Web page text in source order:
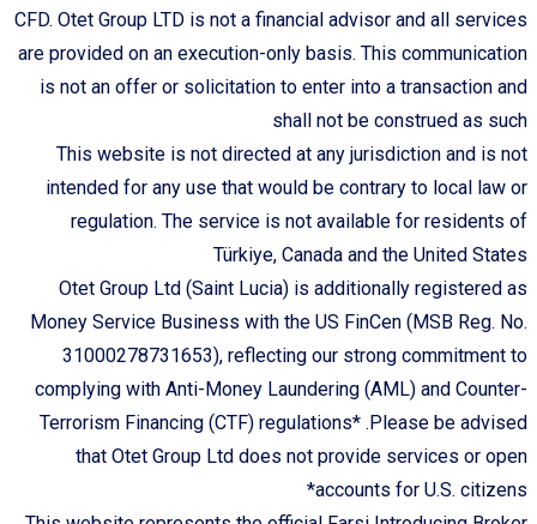
CFD. Otet Group LTD is not a financial advisor and all services
are provided on an execution-only basis. This communication
is not an offer or solicitation to enter into a transaction and
shall not be construed as such
This website is not directed at any jurisdiction and is not
intended for any use that would be contrary to local law or
regulation. The service is not available for residents of
Türkiye, Canada and the United States
Otet Group Ltd (Saint Lucia) is additionally registered as
Money Service Business with the US FinCen (MSB Reg. No.
31000278731653), reflecting our strong commitment to
complying with Anti-Money Laundering (AML) and Counter-
Terrorism Financing (CTF) regulations* .Please be advised
that Otet Group Ltd does not provide services or open
accounts for U.S. citizens*